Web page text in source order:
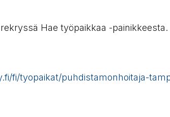
Hae työpaikkaa -painikkeesta.
fi/tyopaikat/puhdistamonhoitaja-